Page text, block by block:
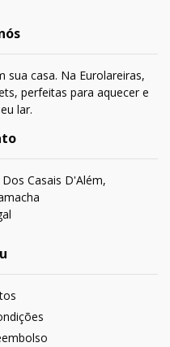
sua casa. Na Eurolareiras,
perfeitas para aquecer e
lar.
Casais D'Além,